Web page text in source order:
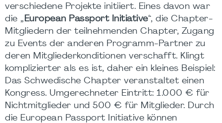
verschiedene Projekte initiiert. Eines davon war
die „ European Passport Initiative“, die Chapter-
Mitgliedern der teilnehmenden Chapter, Zugang
zu Events der anderen Programm-Partner zu
deren Mitgliederkonditionen verschafft. Klingt
komplizierter als es ist, daher ein kleines Beispiel:
Das Schwedische Chapter veranstaltet einen
Kongress. Umgerechneter Eintritt: 1.000 € für
Nichtmitglieder und 500 € für Mitglieder. Durch
die European Passport Initiative können